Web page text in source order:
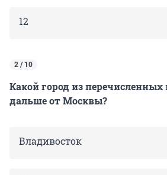
12
2 / 10
Какой город из перечисленных
дальше от Москвы?
Владивосток